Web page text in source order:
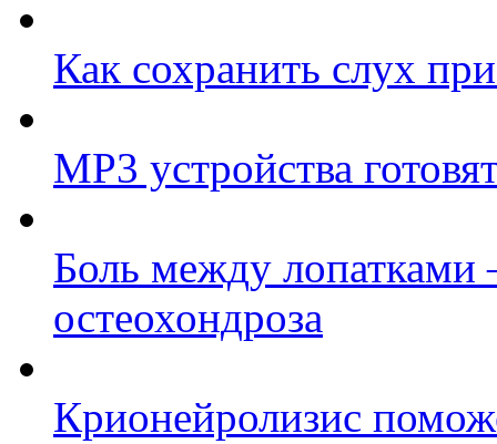
Как сохранить слух
МР3 устройства
Боль между лопатками
остеохондроза
Крионейролизис